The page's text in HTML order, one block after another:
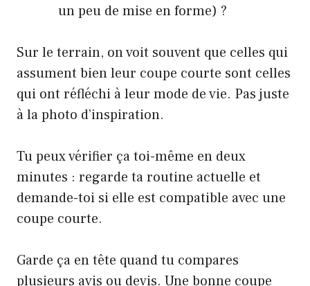
un peu de mise en forme) ?
Sur le terrain, on voit souvent que celles qui
assument bien leur coupe courte sont celles
qui ont réfléchi à leur mode de vie. Pas juste
à la photo d’inspiration.
Tu peux vérifier ça toi-même en deux
minutes : regarde ta routine actuelle et
demande-toi si elle est compatible avec une
coupe courte.
Garde ça en tête quand tu compares
plusieurs avis ou devis. Une bonne coupe